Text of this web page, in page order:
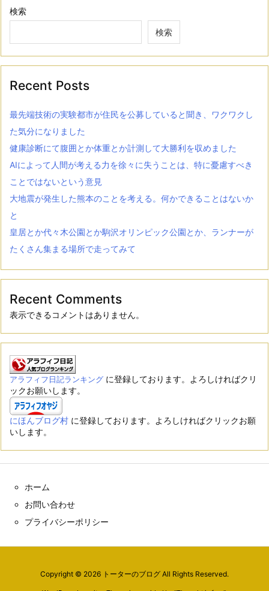
検索
検索
Recent Posts
最先端技術の実験都市が住民を公募していると聞き、ワクワクし
た気分になりました
健康診断にて腹囲とか体重とか計測して大勝利を収めました
AIによって人間が考える力を徐々に失うことは、特に憂慮すべき
ことではないという意見
大地震が発生した熊本のことを考える。何かできることはないか
と
皇居とか代々木公園とか駒沢オリンピック公園とか、ランナーが
たくさん集まる場所で走ってみて
Recent Comments
表示できるコメントはありません。
アラフィフ日記ランキング に登録しております。よろしければクリ
ックお願いします。
にほんブログ村 に登録しております。よろしければクリックお願
いします。
ホーム
お問い合わせ
プライバシーポリシー
Copyright © 2026 トーターのブログ All Rights Reserved.